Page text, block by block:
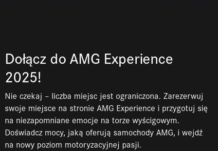
Dołącz do AMG Experience
2025!
Nie czekaj – liczba miejsc jest ograniczona. Zarezerwuj
swoje miejsce na stronie AMG Experience i przygotuj się
na niezapomniane emocje na torze wyścigowym.
Doświadcz mocy, jaką oferują samochody AMG, i wejdź
na nowy poziom motoryzacyjnej pasji.